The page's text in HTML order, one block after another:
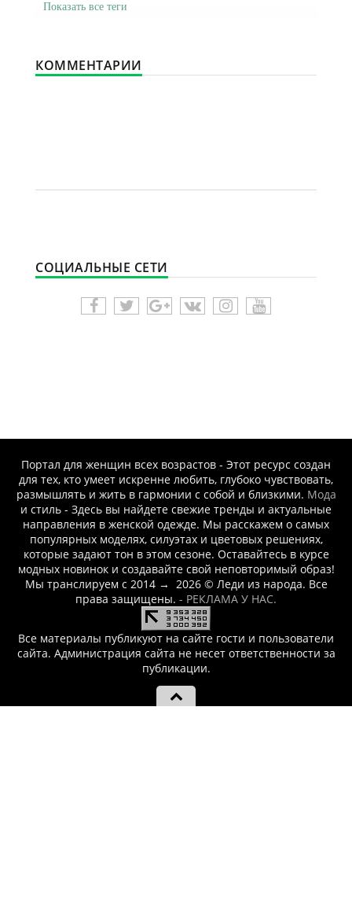
Показать все теги
КОММЕНТАРИИ
СОЦИАЛЬНЫЕ СЕТИ
Портал для женщин всех возрастов - Этот ресурс создан
для тех, кто умеет искренне любить, глубоко чувствовать,
размышлять и жить в гармонии с собой и близкими. Мода
и стиль - Здесь вы найдете свежие тренды и актуальные
направления в женской одежде. Мы расскажем о самых
популярных моделях, силуэтах и цветовых решениях,
которые задают тон в этом сезоне. Оставайтесь в курсе
модных новинок и создавайте свой неповторимый образ!
Мы транслируем с 2014→ 2026© Леди из народа. Все
права защищены. - РЕКЛАМА У НАС.
Все материалы публикуют на сайте гости и пользователи
сайта. Администрация сайта не несет ответственности за
публикации.